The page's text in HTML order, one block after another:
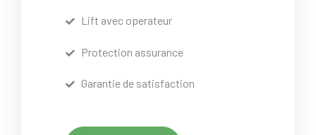
Lift avec operateur
Protection assurance
Garantie de satisfaction